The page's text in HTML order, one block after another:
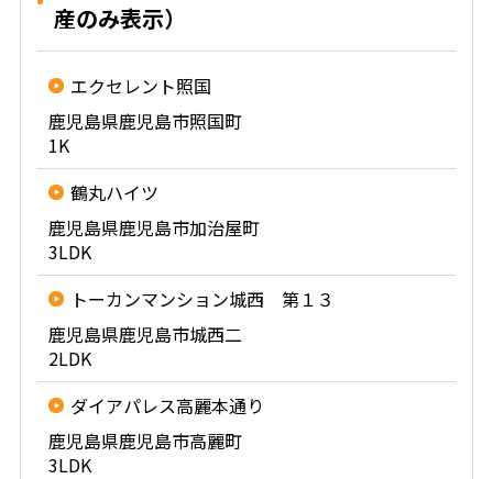
産のみ表示）
エクセレント照国
鹿児島県鹿児島市照国町
1K
鶴丸ハイツ
鹿児島県鹿児島市加治屋町
3LDK
トーカンマンション城西 第１３
鹿児島県鹿児島市城西二
2LDK
ダイアパレス高麗本通り
鹿児島県鹿児島市高麗町
3LDK